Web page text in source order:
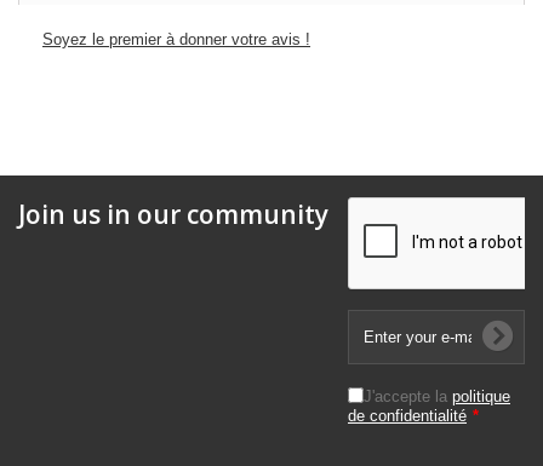
Soyez le premier à donner votre avis !
Join us in our community
J'accepte la politique
de confidentialité *